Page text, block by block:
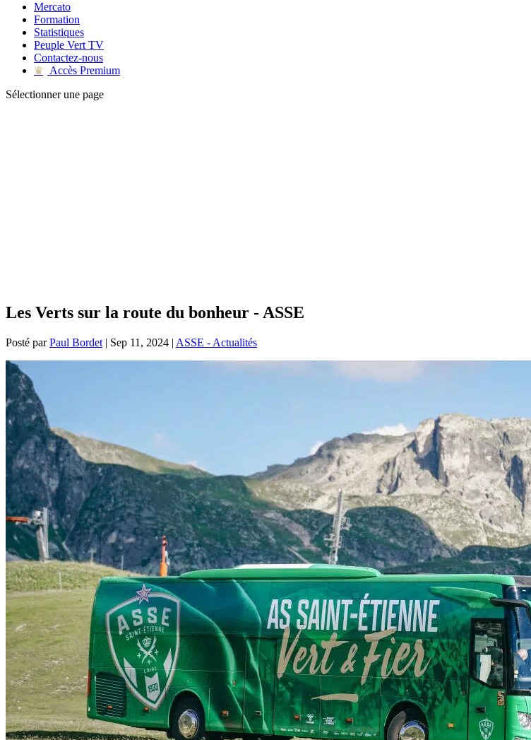
Mercato
Formation
Statistiques
Peuple Vert TV
Contactez-nous
♛
Accès Premium
Sélectionner une page
Les Verts sur la route du bonheur - ASSE
Posté parPaul Bordet | Sep 11, 2024 | ASSE - Actualités